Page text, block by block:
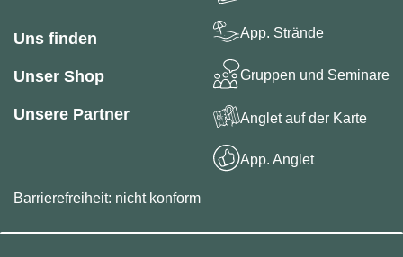
Uns finden
Unser Shop
Unsere Partner
App. Strände
Gruppen und Seminare
Anglet auf der Karte
App. Anglet
Barrierefreiheit: nicht konform